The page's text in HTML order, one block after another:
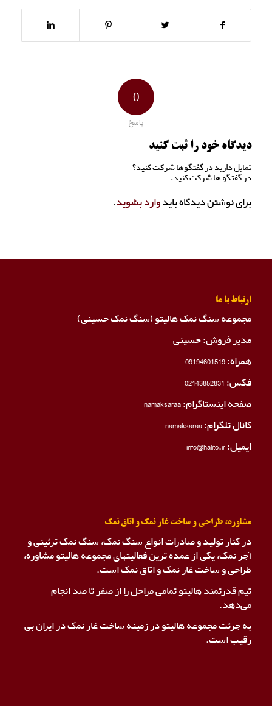
0
پاسخ
دیدگاه خود را ثبت کنید
تمایل دارید در گفتگوها شرکت کنید؟
در گفتگو ها شرکت کنید.
برای نوشتن دیدگاه بایدوارد بشوید.
ارتباط با ما
مجموعه سنگ نمک هالیتو (سنگ نمک حسینی)
مدیر فروش: حسینی
همراه:09194601519
فکس:02143852831
صفحه اینستاگرام:namaksaraa
کانال تلگرام:namaksaraa
ایمیل: info@halito.ir
مشاوره، طراحی و ساخت غار نمک و اتاق نمک
در کنار تولید و صادرات انواع سنگ نمک، سنگ نمک ترئینی و
آجر نمک، یکی از عمده ترین فعالیتهای مجموعه هالیتو مشاوره،
طراحی و ساخت غار نمک و اتاق نمک است.
تیم قدرتمند هالیتو تمامی مراحل را از صفر تا صد انجام
می‌دهد.
به جرئت مجموعه هالیتو در زمینه ساخت غار نمک در ایران بی
رقیب است.